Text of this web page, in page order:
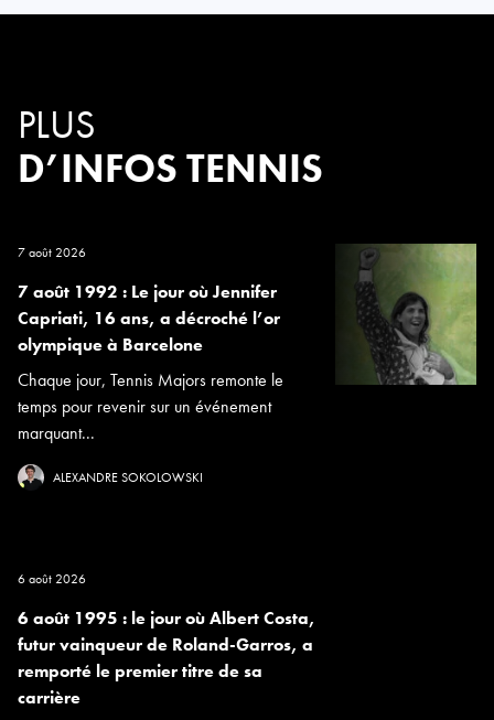
PLUS
D’INFOS TENNIS
7 août 2026
7 août 1992 : Le jour où Jennifer
Capriati, 16 ans, a décroché l’or
olympique à Barcelone
Chaque jour, Tennis Majors remonte le
temps pour revenir sur un événement
marquant...
ALEXANDRE SOKOLOWSKI
6 août 2026
6 août 1995 : le jour où Albert Costa,
futur vainqueur de Roland-Garros, a
remporté le premier titre de sa
carrière